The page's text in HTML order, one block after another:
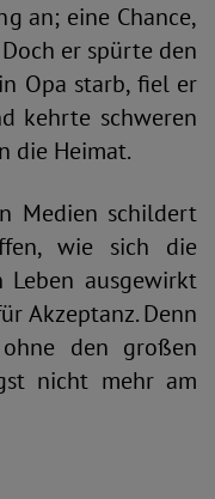
an; eine Chance,
er spürte den
Opa starb, fiel er
kehrte schweren
die Heimat.
Medien schildert
wie sich die
Leben ausgewirkt
Akzeptanz. Denn
den großen
nicht mehr am